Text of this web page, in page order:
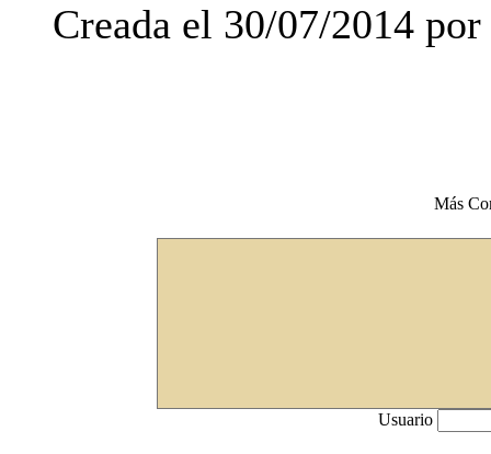
Creada el 30/07/2014
Más
Usuario